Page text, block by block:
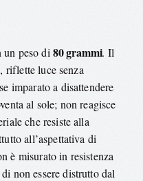
un peso di 80 grammi. Il
riflette luce senza
imparato a disattendere
al sole; non reagisce
che resiste alla
all’aspettativa di
è misurato in resistenza
non essere distrutto dal